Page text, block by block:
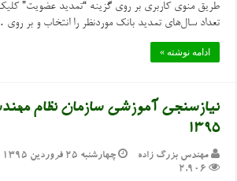
طریق منوی کاربری بر روی گزینه “تمدید عضویت”
تعداد سال‌های تمدید بانک موردنظر را انتخاب و بر
ادامه نوشته »
نیازسنجی آموزشی سازمان نظام
۱۳۹۵
مهندس بزرگ زاده چهارشنبه ۲۵ فروردین ۱۳۹۵
2,906